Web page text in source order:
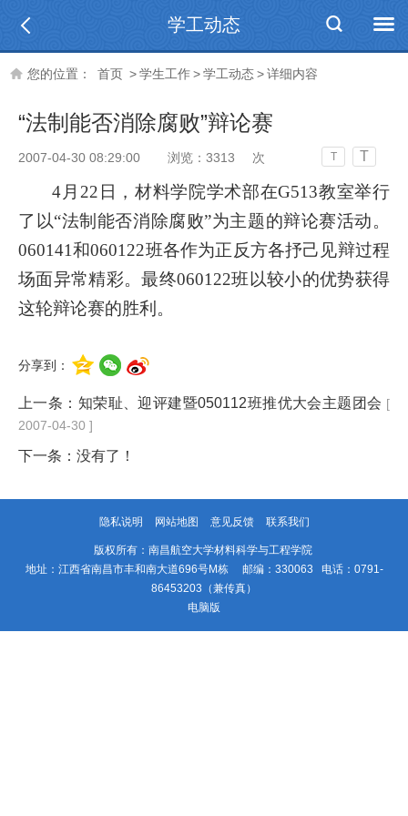
学工动态
您的位置： 首页 >学生工作>学工动态>详细内容
“法制能否消除腐败”辩论赛
2007-04-30 08:29:00 浏览： 3313 次 T T
4 月 22 日 ，材料学院学术部在G513教室举行
了以“法制能否消除腐败”为主题的辩论赛活动。
060141和060122班各作为正反方各抒己见辩过程
场面异常精彩。最终060122班以较小的优势获得
这轮辩论赛的胜利。
分享到：
上一条： 知荣耻、迎评建暨050112班推优大会主题团会 [
2007-04-30 ]
下一条：没有了！
隐私说明 网站地图 意见反馈 联系我们
版权所有：南昌航空大学材料科学与工程学院
地址：江西省南昌市丰和南大道696号M栋 邮编：330063 电话：0791-
86453203（兼传真）
电脑版